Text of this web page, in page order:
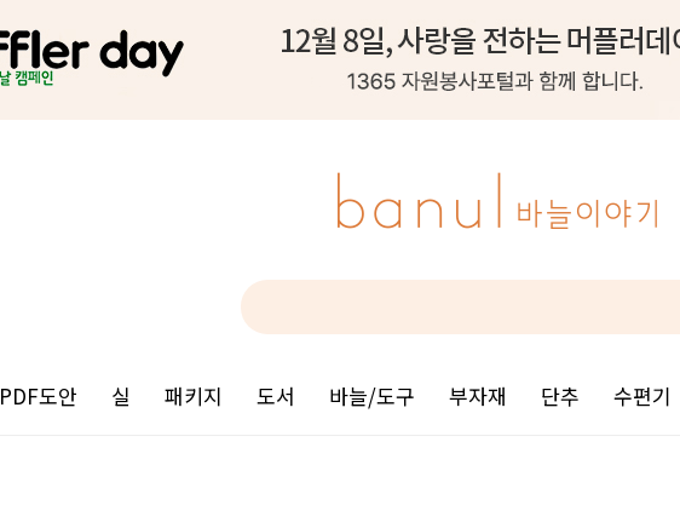
PDF도안 실 패키지 도서 바늘/도구 부자재 단추 수편기